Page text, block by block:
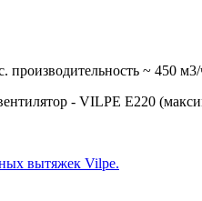
производительность ~ 450 м3/
- VILPE E220
вытяжек Vilpe.